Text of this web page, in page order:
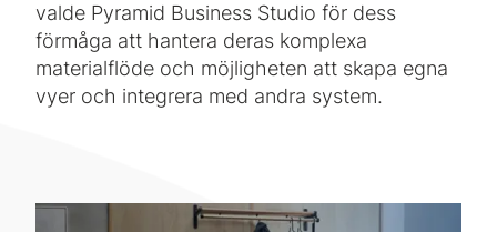
valde Pyramid Business Studio för dess
förmåga att hantera deras komplexa
materialflöde och möjligheten att skapa egna
vyer och integrera med andra system.